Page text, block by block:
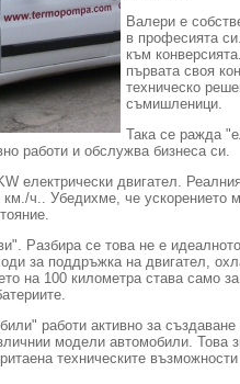
Валери е
в професията
към
първата своя
техническо
съмишленици.
Така се ражда
работи и обслужва бизнеса си.
електрически двигател.
ч.. Убедихме, че ускорението
Разбира се това не е
за поддръжка на двигател,
на 100 километра става само
работи активно за
модели автомобили. Това
техническите